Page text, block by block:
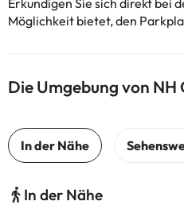
Erkundigen Sie sich direkt bei
Möglichkeit bietet, den
Die Umgebung von NH
In der Nähe